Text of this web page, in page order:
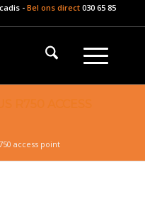
- Bel ons direct 030 65 85
access point